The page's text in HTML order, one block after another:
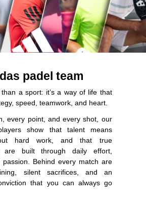
padel team
a sport: it’s a way of life that
speed, teamwork, and heart.
every point, and every shot, our
show that talent means
hard work, and that true
are built through daily effort,
passion. Behind every match are
silent sacrifices, and an
that you can always go